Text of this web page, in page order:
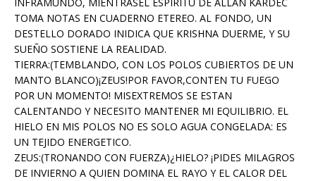
INFRAMUNDO, MIENTRASEL ESPIRITU DE ALLAN KARDEC
TOMA NOTAS EN CUADERNO ETEREO. AL FONDO, UN
DESTELLO DORADO INIDICA QUE KRISHNA DUERME, Y SU
SUEÑO SOSTIENE LA REALIDAD.
TIERRA:(TEMBLANDO, CON LOS POLOS CUBIERTOS DE UN
MANTO BLANCO)¡ZEUS!POR FAVOR,CONTEN TU FUEGO
POR UN MOMENTO! MISEXTREMOS SE ESTAN
CALENTANDO Y NECESITO MANTENER MI EQUILIBRIO. EL
HIELO EN MIS POLOS NO ES SOLO AGUA CONGELADA: ES
UN TEJIDO ENERGETICO.
ZEUS:(TRONANDO CON FUERZA)¿HIELO? ¡PIDES MILAGROS
DE INVIERNO A QUIEN DOMINA EL RAYO Y EL CALOR DEL